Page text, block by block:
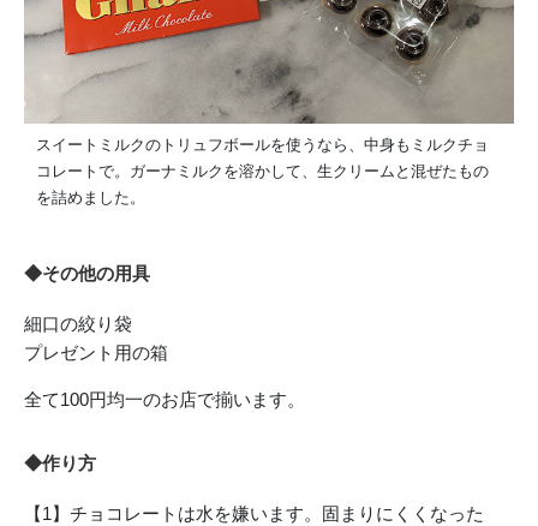
スイートミルクのトリュフボールを使うなら、中身もミルクチョ
コレートで。ガーナミルクを溶かして、生クリームと混ぜたもの
を詰めました。
◆その他の用具
細口の絞り袋
プレゼント用の箱
全て100円均一のお店で揃います。
◆作り方
【1】チョコレートは水を嫌います。固まりにくくなった